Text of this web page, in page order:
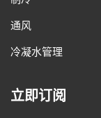
通风
冷凝水管理
立即订阅